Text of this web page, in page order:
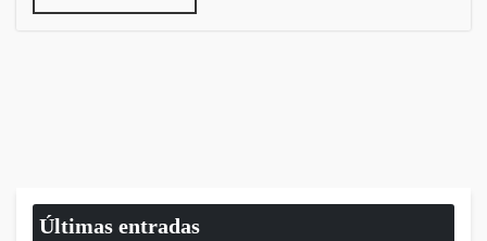
Últimas entradas